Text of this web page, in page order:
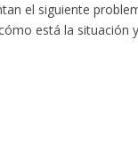
el siguiente
está la situación